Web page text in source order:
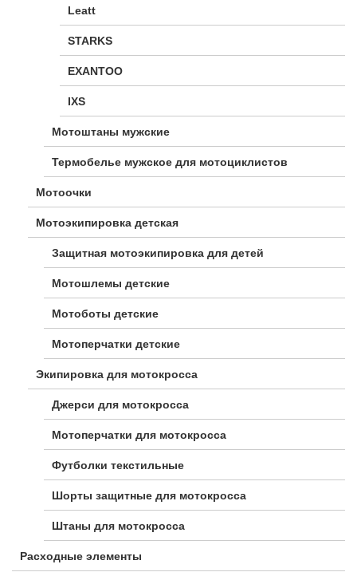
Leatt
STARKS
EXANTOO
IXS
Мотоштаны мужские
Термобелье мужское для мотоциклистов
Мотоочки
Мотоэкипировка детская
Защитная мотоэкипировка для детей
Мотошлемы детские
Мотоботы детские
Мотоперчатки детские
Экипировка для мотокросса
Джерси для мотокросса
Мотоперчатки для мотокросса
Футболки текстильные
Шорты защитные для мотокросса
Штаны для мотокросса
Расходные элементы